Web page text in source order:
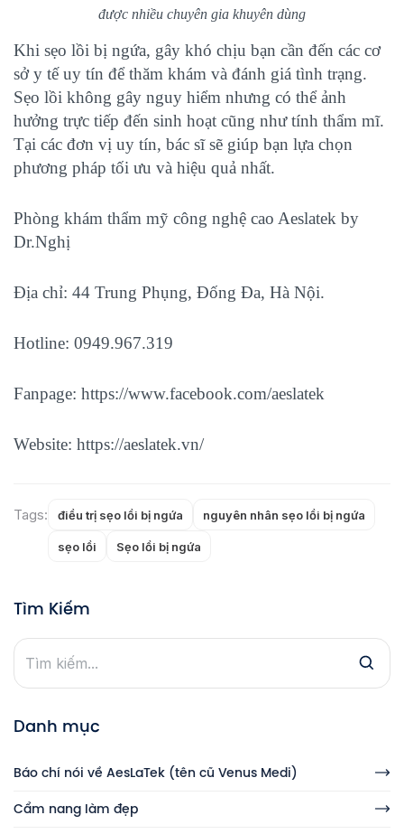
được nhiều chuyên gia khuyên dùng
Khi sẹo lồi bị ngứa, gây khó chịu bạn cần đến các cơ
sở y tế uy tín để thăm khám và đánh giá tình trạng.
Sẹo lồi không gây nguy hiểm nhưng có thể ảnh
hưởng trực tiếp đến sinh hoạt cũng như tính thẩm mĩ.
Tại các đơn vị uy tín, bác sĩ sẽ giúp bạn lựa chọn
phương pháp tối ưu và hiệu quả nhất.
Phòng khám thẩm mỹ công nghệ cao Aeslatek by
Dr.Nghị
Địa chỉ: 44 Trung Phụng, Đống Đa, Hà Nội.
Hotline: 0949.967.319
Fanpage: https://www.facebook.com/aeslatek
Website: https://aeslatek.vn/
Tags: điều trị sẹo lồi bị ngứa nguyên nhân sẹo lồi bị ngứa
sẹo lồi Sẹo lồi bị ngứa
Tìm Kiếm
Danh mục
Báo chí nói về AesLaTek (tên cũ Venus Medi)
Cẩm nang làm đẹp